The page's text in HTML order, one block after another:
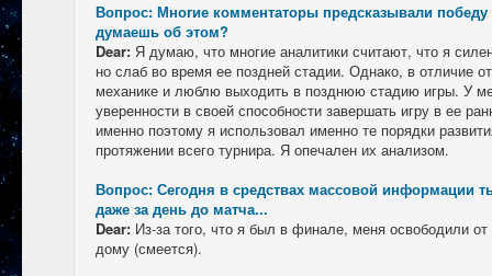
Вопрос: Многие комментаторы предсказывали
думаешь об этом?
Dear: Я думаю, что многие аналитики считают, что я
но слаб во время ее поздней стадии. Однако, в отличие
механике и люблю выходить в позднюю стадию игры. У
уверенности в своей способности завершать игру в ее
именно поэтому я использовал именно те порядки
протяжении всего турнира. Я опечален их анализом.
Вопрос: Сегодня в средствах массовой информации
даже за день до матча...
Dear: Из-за того, что я был в финале, меня освободили
дому (смеется).